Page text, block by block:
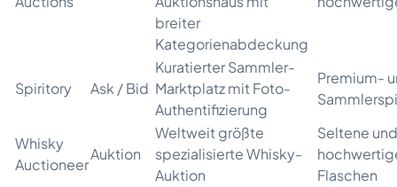
breiter
Kategorienabdeckung
Spiritory Ask / Bid
Kuratierter Sammler-
Marktplatz mit Foto-
Authentifizierung
Premium-
Whisky
Auctioneer
Auktion
Weltweit größte
spezialisierte Whisky-
Auktion
Seltene und
Flaschen